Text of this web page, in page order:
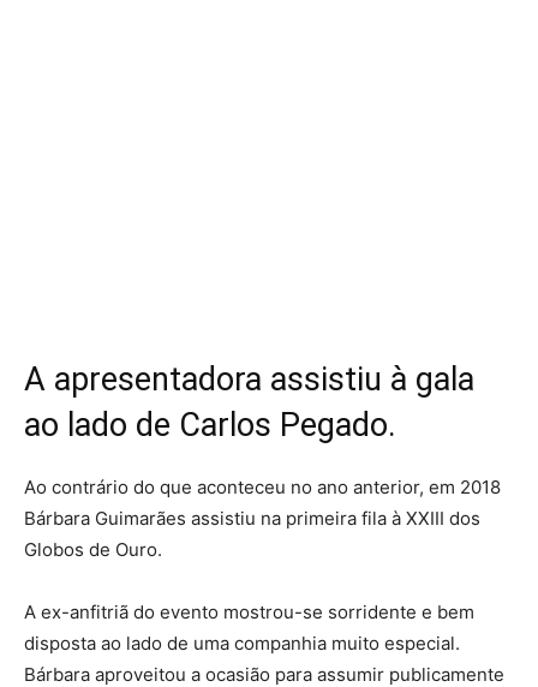
A apresentadora assistiu à gala
ao lado de Carlos Pegado.
Ao contrário do que aconteceu no ano anterior, em 2018
Bárbara Guimarães assistiu na primeira fila à XXIII dos
Globos de Ouro.
A ex-anfitriã do evento mostrou-se sorridente e bem
disposta ao lado de uma companhia muito especial.
Bárbara aproveitou a ocasião para assumir publicamente